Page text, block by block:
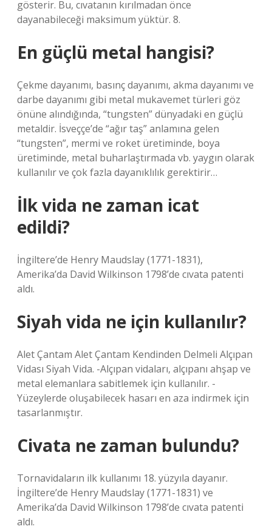
gösterir. Bu, cıvatanın kırılmadan önce
dayanabileceği maksimum yüktür. 8.
En güçlü metal hangisi?
Çekme dayanımı, basınç dayanımı, akma dayanımı ve
darbe dayanımı gibi metal mukavemet türleri göz
önüne alındığında, “tungsten” dünyadaki en güçlü
metaldir. İsveççe’de “ağır taş” anlamına gelen
“tungsten”, mermi ve roket üretiminde, boya
üretiminde, metal buharlaştırmada vb. yaygın olarak
kullanılır ve çok fazla dayanıklılık gerektirir…
İlk vida ne zaman icat
edildi?
İngiltere’de Henry Maudslay (1771-1831),
Amerika’da David Wilkinson 1798’de cıvata patenti
aldı.
Siyah vida ne için kullanılır?
Alet Çantam Alet Çantam Kendinden Delmeli Alçıpan
Vidası Siyah Vida. -Alçıpan vidaları, alçıpanı ahşap ve
metal elemanlara sabitlemek için kullanılır. -
Yüzeylerde oluşabilecek hasarı en aza indirmek için
tasarlanmıştır.
Civata ne zaman bulundu?
Tornavidaların ilk kullanımı 18. yüzyıla dayanır.
İngiltere’de Henry Maudslay (1771-1831) ve
Amerika’da David Wilkinson 1798’de cıvata patenti
aldı.